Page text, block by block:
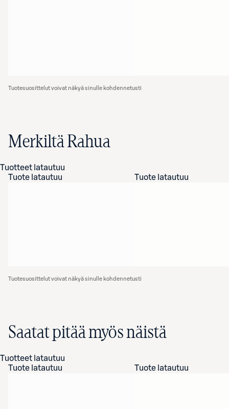
Tuotesuosittelut voivat näkyä sinulle kohdennetusti
Merkiltä Rahua
Tuotteet latautuu
Tuote latautuu
Tuote latautuu
Tuotesuosittelut voivat näkyä sinulle kohdennetusti
Saatat pitää myös näistä
Tuotteet latautuu
Tuote latautuu
Tuote latautuu